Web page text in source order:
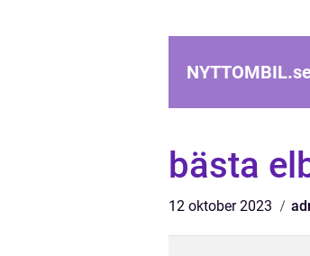
NYTTOMBIL.
bästa
12 oktober 2023